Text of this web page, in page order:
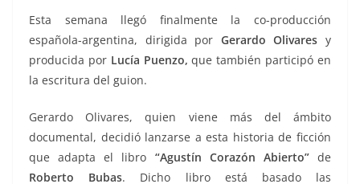
Esta semana llegó finalmente la co-producción
española-argentina, dirigida por Gerardo Olivares y
producida por Lucía Puenzo, que también participó en
la escritura del guion.
Gerardo Olivares, quien viene más del ámbito
documental, decidió lanzarse a esta historia de ficción
que adapta el libro “Agustín Corazón Abierto”de
Roberto Bubas. Dicho libro está basado las